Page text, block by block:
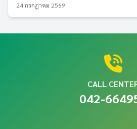
24 กรกฎาคม 2569
CALL
042-